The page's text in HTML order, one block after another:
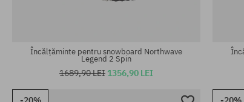
Încălțăminte pentru snowboard Northwave
Legend 2 Spin
1689,90 LEI 1356,90 LEI
-20% -20%